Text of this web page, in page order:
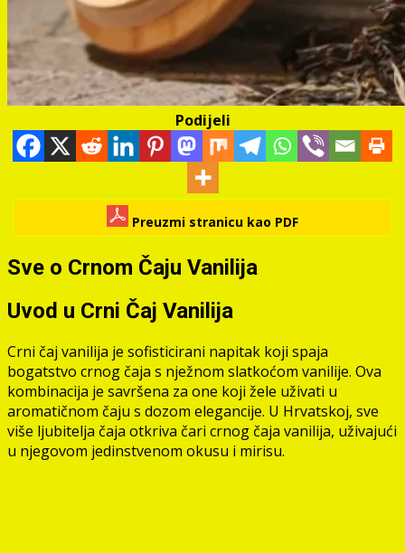
Podijeli
Preuzmi stranicu kao PDF
Sve o Crnom Čaju Vanilija
Uvod u Crni Čaj Vanilija
Crni čaj vanilija je sofisticirani napitak koji spaja
bogatstvo crnog čaja s nježnom slatkoćom vanilije. Ova
kombinacija je savršena za one koji žele uživati u
aromatičnom čaju s dozom elegancije. U Hrvatskoj, sve
više ljubitelja čaja otkriva čari crnog čaja vanilija, uživajući
u njegovom jedinstvenom okusu i mirisu.